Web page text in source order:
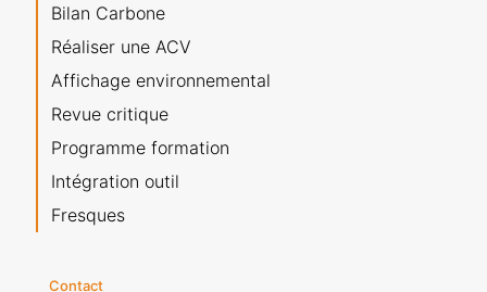
Bilan Carbone
Réaliser une ACV
Affichage environnemental
Revue critique
Programme formation
Intégration outil
Fresques
Contact